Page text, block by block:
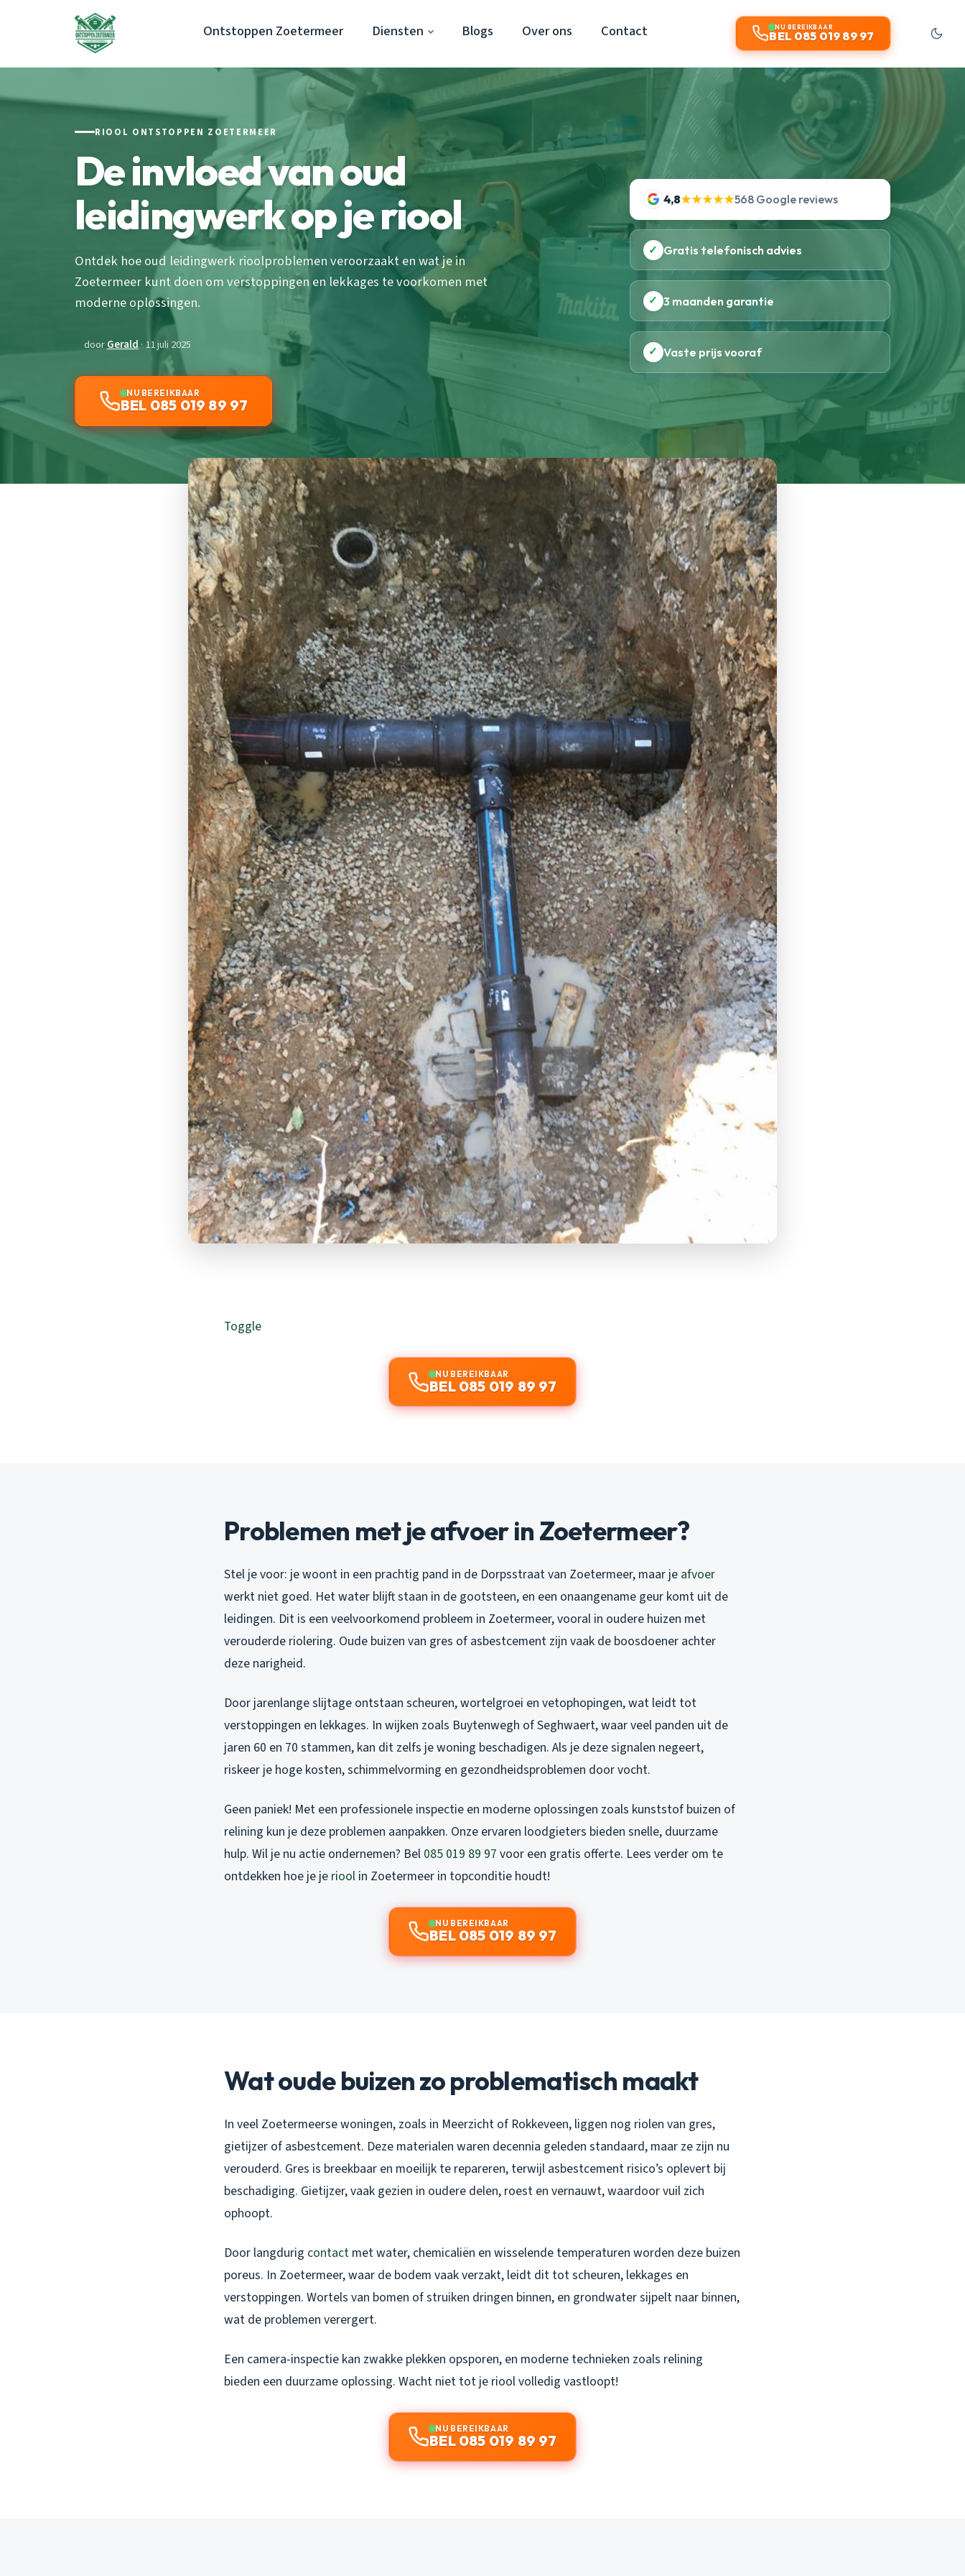
Ontstoppen Zoetermeer Diensten Blogs Over ons Contact NU BEREIKBAAR
BEL 085 019 89 97
RIOOL ONTSTOPPEN ZOETERMEER
De invloed van oud
leidingwerk op je riool
Ontdek hoe oud leidingwerk rioolproblemen veroorzaakt en wat je in
Zoetermeer kunt doen om verstoppingen en lekkages te voorkomen met
moderne oplossingen.
doorGerald · 11 juli 2025
NU BEREIKBAAR
BEL 085 019 89 97
4,8★★★★★568 Google reviews
✓ Gratis telefonisch advies
✓ 3 maanden garantie
✓ Vaste prijs vooraf
Toggle
NU BEREIKBAAR
BEL 085 019 89 97
Problemen met je afvoer in Zoetermeer?
Stel je voor: je woont in een prachtig pand in de Dorpsstraat van Zoetermeer, maar je afvoer
werkt niet goed. Het water blijft staan in de gootsteen, en een onaangename geur komt uit de
leidingen. Dit is een veelvoorkomend probleem in Zoetermeer, vooral in oudere huizen met
verouderde riolering. Oude buizen van gres of asbestcement zijn vaak de boosdoener achter
deze narigheid.
Door jarenlange slijtage ontstaan scheuren, wortelgroei en vetophopingen, wat leidt tot
verstoppingen en lekkages. In wijken zoals Buytenwegh of Seghwaert, waar veel panden uit de
jaren 60 en 70 stammen, kan dit zelfs je woning beschadigen. Als je deze signalen negeert,
riskeer je hoge kosten, schimmelvorming en gezondheidsproblemen door vocht.
Geen paniek! Met een professionele inspectie en moderne oplossingen zoals kunststof buizen of
relining kun je deze problemen aanpakken. Onze ervaren loodgieters bieden snelle, duurzame
hulp. Wil je nu actie ondernemen? Bel 085 019 89 97 voor een gratis offerte. Lees verder om te
ontdekken hoe je je riool in Zoetermeer in topconditie houdt!
NU BEREIKBAAR
BEL 085 019 89 97
Wat oude buizen zo problematisch maakt
In veel Zoetermeerse woningen, zoals in Meerzicht of Rokkeveen, liggen nog riolen van gres,
gietijzer of asbestcement. Deze materialen waren decennia geleden standaard, maar ze zijn nu
verouderd. Gres is breekbaar en moeilijk te repareren, terwijl asbestcement risico’s oplevert bij
beschadiging. Gietijzer, vaak gezien in oudere delen, roest en vernauwt, waardoor vuil zich
ophoopt.
Door langdurig contact met water, chemicaliën en wisselende temperaturen worden deze buizen
poreus. In Zoetermeer, waar de bodem vaak verzakt, leidt dit tot scheuren, lekkages en
verstoppingen. Wortels van bomen of struiken dringen binnen, en grondwater sijpelt naar binnen,
wat de problemen verergert.
Een camera-inspectie kan zwakke plekken opsporen, en moderne technieken zoals relining
bieden een duurzame oplossing. Wacht niet tot je riool volledig vastloopt!
NU BEREIKBAAR
BEL 085 019 89 97